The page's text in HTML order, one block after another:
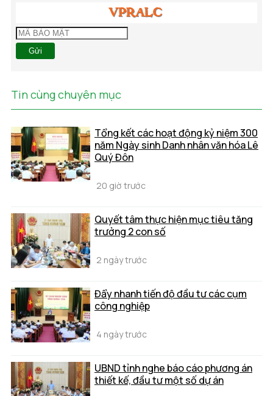
Gửi
Tin cùng chuyên mục
Tổng kết các hoạt động kỷ niệm 300
năm Ngày sinh Danh nhân văn hóa Lê
Quý Đôn
20 giờ trước
Quyết tâm thực hiện mục tiêu tăng
trưởng 2 con số
2 ngày trước
Đẩy nhanh tiến độ đầu tư các cụm
công nghiệp
4 ngày trước
UBND tỉnh nghe báo cáo phương án
thiết kế, đầu tư một số dự án